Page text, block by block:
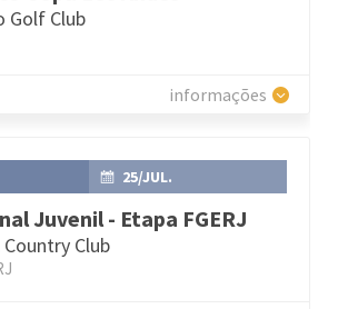
Golf Club
informações
25/JUL.
Juvenil - Etapa FGERJ
Club